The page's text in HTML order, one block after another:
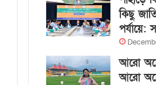
কিছু
পর্যায়ে:
আরো
আরো